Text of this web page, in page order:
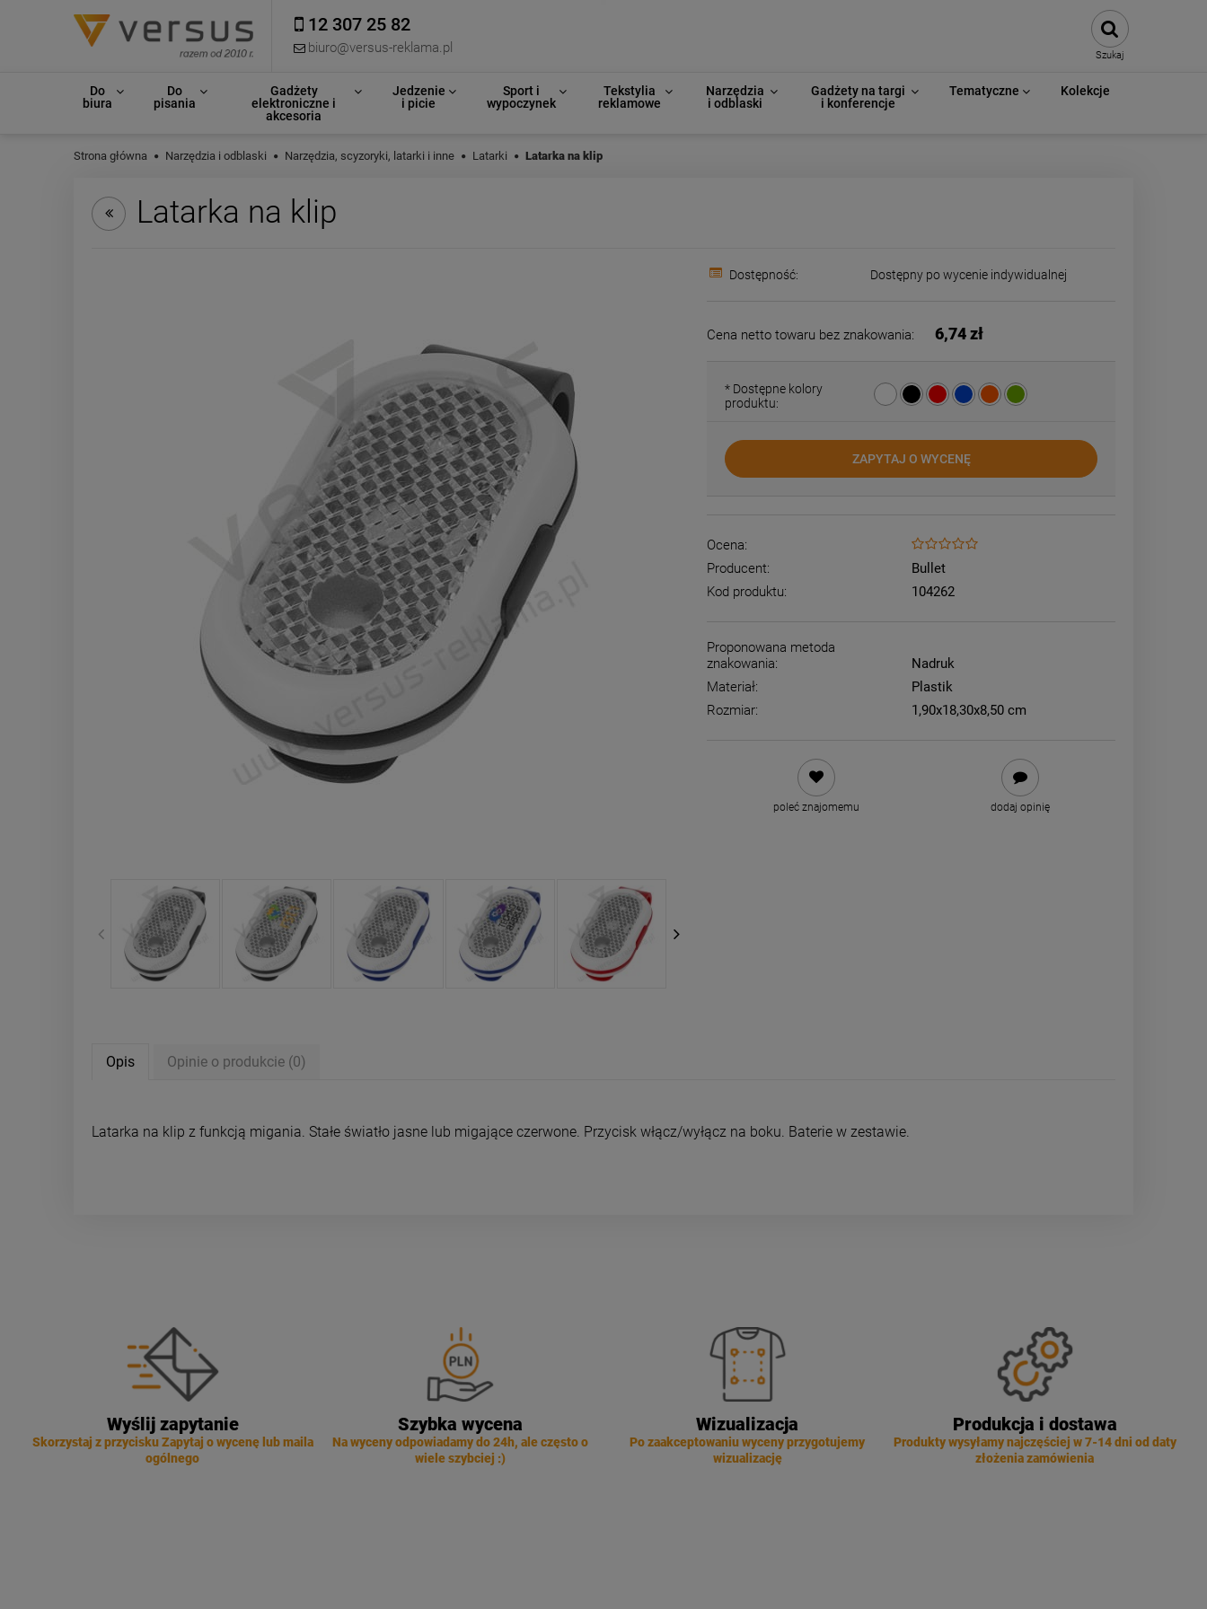
12 307 25 82
biuro@versus-reklama.pl Szukaj
Do
biura
Do
pisania
Gadżety
elektroniczne i
akcesoria
Jedzenie
i picie
Sport i
wypoczynek
Tekstylia
reklamowe
Narzędzia
i odblaski
Gadżety na targi
i konferencje
Tematyczne Kolekcje
Strona główna Narzędzia i odblaski Narzędzia, scyzoryki, latarki i inne Latarki Latarka na klip
Latarka na klip
Dostępność: Dostępny po wycenie indywidualnej
Cena netto towaru bez znakowania: 6,74 zł
* Dostępne kolory
produktu:
ZAPYTAJ O WYCENĘ
Ocena:
Producent:
Bullet
Kod produktu:
104262
Proponowana metoda
znakowania:
Nadruk
Materiał:
Plastik
Rozmiar:
1,90x18,30x8,50 cm
poleć znajomemu dodaj opinię
Opis Opinie o produkcie (0)
Latarka na klip z funkcją migania. Stałe światło jasne lub migające czerwone. Przycisk włącz/wyłącz na boku. Baterie w zestawie.
Wyślij zapytanie
Skorzystaj z przycisku Zapytaj o wycenę lub maila
ogólnego
Szybka wycena
Na wyceny odpowiadamy do 24h, ale często o
wiele szybciej :)
Wizualizacja
Po zaakceptowaniu wyceny przygotujemy
wizualizację
Produkcja i dostawa
Produkty wysyłamy najczęściej w 7-14 dni od daty
złożenia zamówienia